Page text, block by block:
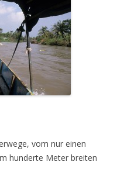
vom nur einen
hunderte Meter breiten